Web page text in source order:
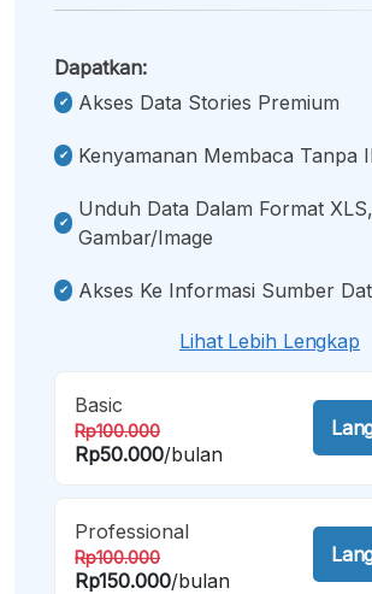
Dapatkan:
Akses Data Stories Premium
Kenyamanan Membaca Tanpa
Unduh Data Dalam Format
Gambar/image
Akses Ke Informasi Sumber
Lihat Lebih Lengkap
Basic
Rp100.000
Rp50.000/bulan
Professional
Rp100.000
Rp150.000/bulan